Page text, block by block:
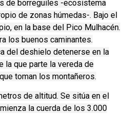
de borreguiles -ecosistema
de zonas húmedas-. Bajo el
en la base del Pico Mulhacén.
los buenos caminantes.
del deshielo detenerse en la
la que parte la vereda de
toman los montañeros.
de altitud. Se sitúa en el
la cuerda de los 3.000